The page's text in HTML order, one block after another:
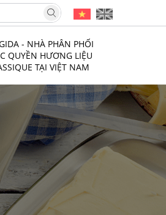
- NHÀ PHÂN PHỐI
QUYỀN HƯƠNG LIỆU
TẠI VIỆT NAM